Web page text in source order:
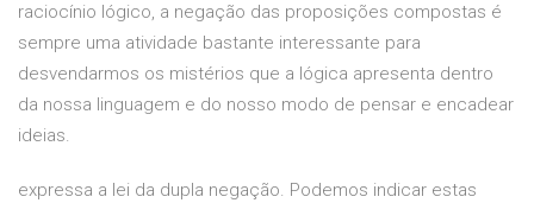
raciocínio lógico, a negação das proposições compostas é
sempre uma atividade bastante interessante para
desvendarmos os mistérios que a lógica apresenta dentro
da nossa linguagem e do nosso modo de pensar e encadear
ideias.
expressa a lei da dupla negação. Podemos indicar estas